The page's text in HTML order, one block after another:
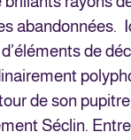
abandonnées.
de
de son
Séclin.